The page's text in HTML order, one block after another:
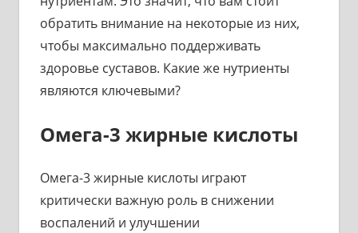
обратить внимание на некоторые из них,
чтобы максимально поддерживать
здоровье суставов. Какие же нутриенты
являются ключевыми?
Омега-3 жирные кислоты
Омега-3 жирные кислоты играют
критически важную роль в снижении
воспалений и улучшении